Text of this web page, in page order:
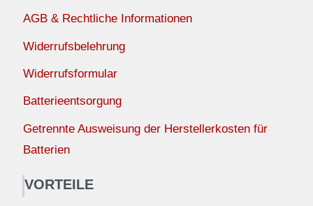
AGB & Rechtliche Informationen
Widerrufsbelehrung
Widerrufsformular
Batterieentsorgung
Getrennte Ausweisung der Herstellerkosten für
Batterien
VORTEILE